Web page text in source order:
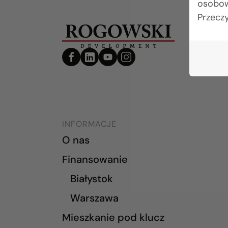
INFORMACJE
O nas
Finansowanie
Białystok
Warszawa
Mieszkanie pod klucz